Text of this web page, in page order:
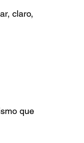
claro,
que